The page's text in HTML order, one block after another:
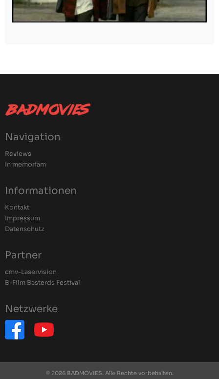
Navigation
Reviews
In memoriam
Informationen
Kontakt
Impressum
Datenschutz
Partner
cmv-Laservision
B-Film Basterds Festival
Netzwerke
© 2026 BADMOVIES. Alle Rechte vorbehalten.